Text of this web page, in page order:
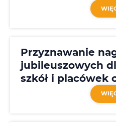
Przyznawanie
jubileuszowych
szkół i placówek